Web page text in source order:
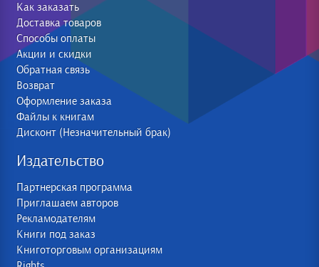
Как заказать
Доставка товаров
Способы оплаты
Акции и скидки
Обратная связь
Возврат
Оформление заказа
Файлы к книгам
Дисконт (Незначительный брак)
Издательство
Партнерская программа
Приглашаем авторов
Рекламодателям
Книги под заказ
Книготорговым организациям